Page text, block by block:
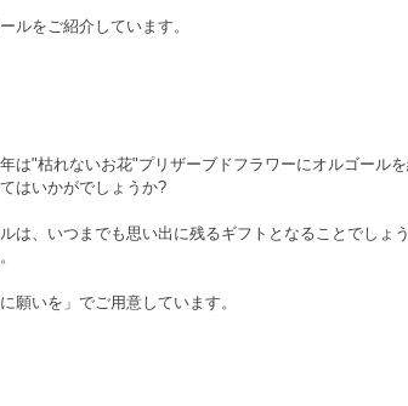
ルをご紹介しています。
は"枯れないお花"プリザーブドフラワーにオルゴール
はいかがでしょうか?
は、いつまでも思い出に残るギフトとなることでしょ
願いを」でご用意しています。